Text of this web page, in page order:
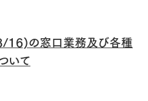
の窓口業務及び各種
いて